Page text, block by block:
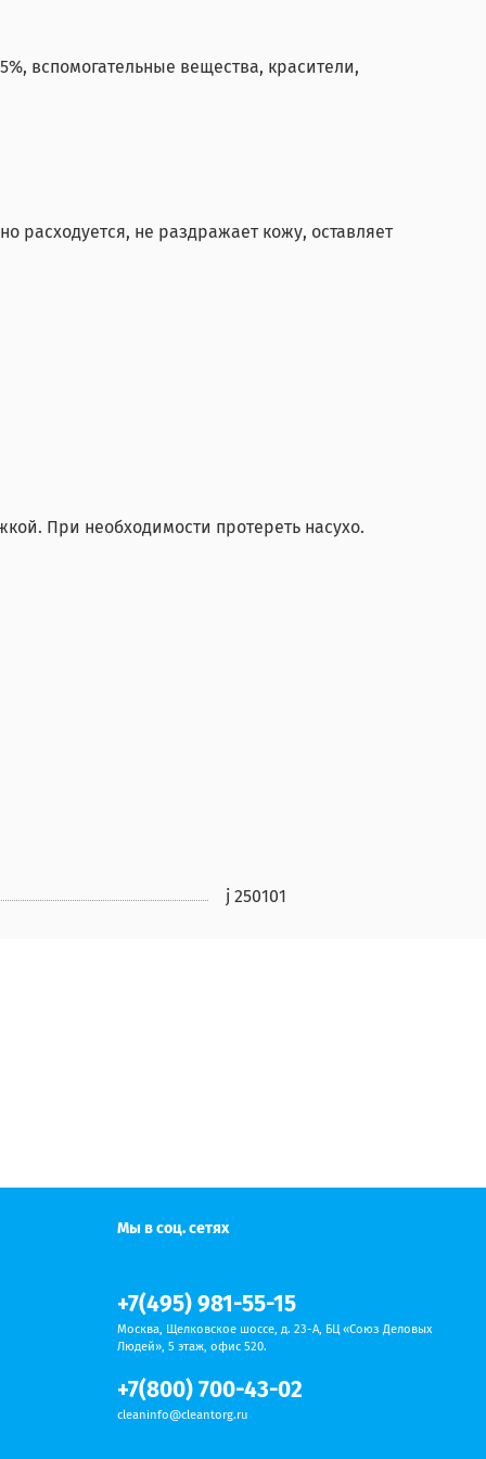
вспомогательные вещества, красители,
расходуется, не раздражает кожу, оставляет
При необходимости протереть насухо.
j 250101
Мы в соц. сетях
+7(495) 981-55-15
Москва, Щелковское шоссе, д. 23-А, БЦ «Союз Деловых
Людей», 5 этаж, офис 520.
+7(800) 700-43-02
cleaninfo@cleantorg.ru